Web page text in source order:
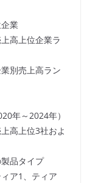
業
高上位企業ラ
別売上高ラン
年～2024年）
高上位3社およ
品タイプ
ア1、ティア